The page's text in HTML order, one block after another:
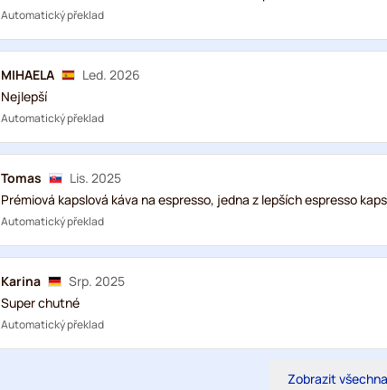
Automatický překlad
MIHAELA
Led. 2026
Nejlepší
Automatický překlad
Tomas
Lis. 2025
Prémiová kapslová káva na espresso, jedna z lepších espresso
Automatický překlad
Karina
Srp. 2025
Super chutné
Automatický překlad
Zobrazit